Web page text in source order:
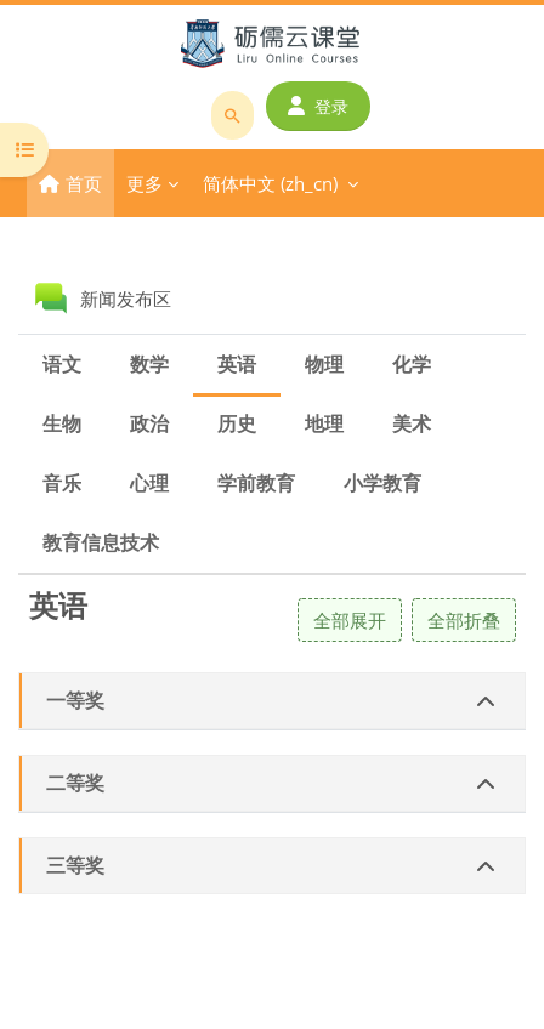
搜
课
程
名
称
登录
首页 更多 简体中文 ‎(zh_cn)‎
打开课程索引
版块新闻发布区
语文 数学 英语 物理 化学
生物 政治 历史 地理 美术
音乐 心理 学前教育 小学教育
教育信息技术
英语 全部展开 全部折叠
一等奖
二等奖
三等奖